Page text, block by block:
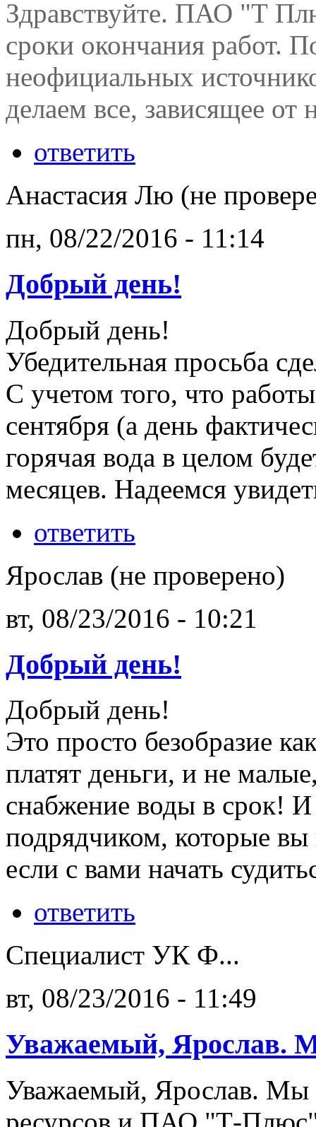
Здравствуйте. ПАО "Т
сроки окончания работ.
неофициальных
делаем все, зависящее от
ответить
Анастасия Лю (не
пн, 08/22/2016 - 11:14
Добрый день!
Добрый день!
Убедительная просьба
С учетом того, что
сентября (а день
горячая вода в целом
месяцев. Надеемся
ответить
Ярослав (не проверено)
вт, 08/23/2016 - 10:21
Добрый день!
Добрый день!
Это просто безобразие
платят деньги, и не
снабжение воды в срок!
подрядчиком, которые вы
если с вами начать
ответить
Специалист УК Ф...
вт, 08/23/2016 - 11:49
Уважаемый, Ярослав.
Уважаемый, Ярослав. Мы